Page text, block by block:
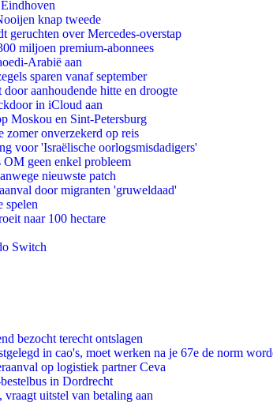
knap tweede
geruchten over Mercedes-overstap
miljoen premium-abonnees
Arabië aan
sparen vanaf september
aanhoudende hitte en droogte
in iCloud aan
Moskou en Sint-Petersburg
zomer onverzekerd op reis
voor 'Israëlische oorlogsmisdadigers'
geen enkel probleem
nieuwste patch
door migranten 'gruweldaad'
spelen
naar 100 hectare
Switch
bezocht terecht ontslagen
in cao's, moet werken na je 67e de norm
op logistiek partner Ceva
in Dordrecht
uitstel van betaling aan